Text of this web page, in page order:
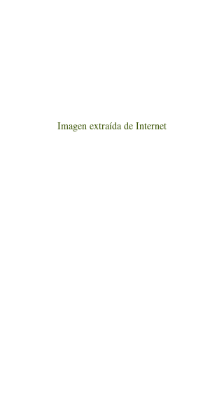
Imagen extraída de Internet